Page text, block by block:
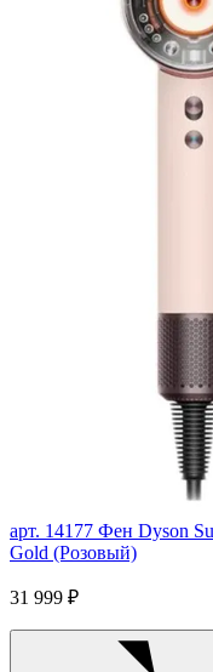
арт. 14177 Фен Dyson
Gold (Розовый)
31 999 ₽